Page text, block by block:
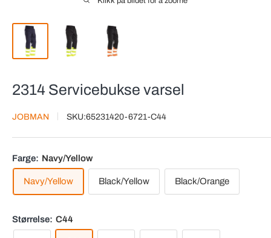
2314 Servicebukse varsel
JOBMAN SKU:65231420-6721-C44
Farge: Navy/Yellow
Navy/Yellow Black/Yellow Black/Orange
Størrelse: C44